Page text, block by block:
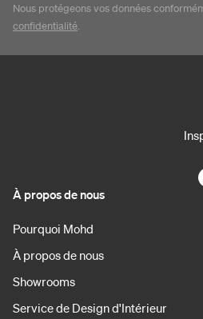
Nous protégeons vos données
confidentialité.
À propos de nous
Pourquoi Mohd
À propos de nous
Showrooms
Service de Design d'Intérieur